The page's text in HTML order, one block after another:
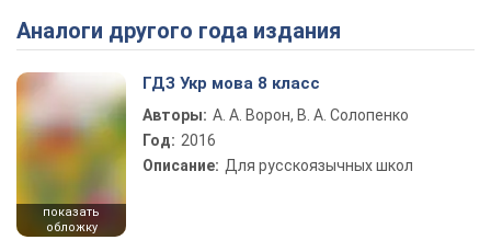
Play Video
Аналоги другого года издания
показать
обложку
ГДЗ Укр мова 8 класс
Авторы: А. А. Ворон, В. А. Солопенко
Год: 2016
Описание: Для русскоязычных школ